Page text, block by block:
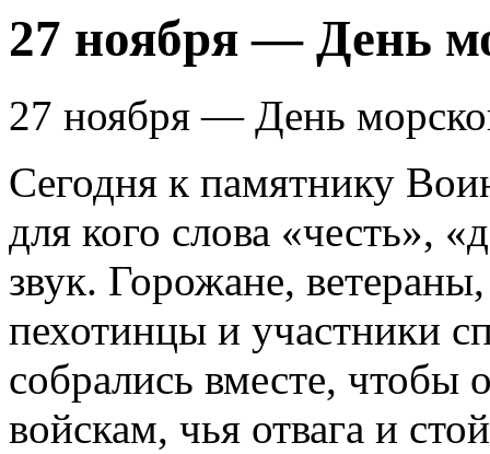
27 ноября — День
27 ноября — День
Сегодня к памятнику
для кого слова «честь»,
звук. Горожане,
пехотинцы и участники
собрались вместе, чтобы
войскам, чья отвага и